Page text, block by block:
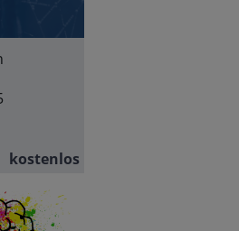
kostenlos